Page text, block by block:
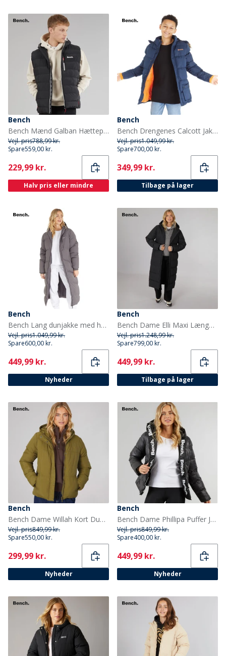
Bench
Bench Mænd Galban Hættepuffer Vest Sort
Vejl. pris788,99 kr.
Spare559,00 kr.
Current
229,99 kr.
Halv pris eller mindre
Bench
Bench Drengenes Calcott Jakke Blå
Vejl. pris1.049,99 kr.
Spare700,00 kr.
Current
349,99 kr.
Tilbage på lager
Bench
Bench Lang dunjakke med hætte til kvinder Eloraina Antracit
Vejl. pris1.049,99 kr.
Spare600,00 kr.
Current
449,99 kr.
Nyheder
Bench
Bench Dame Elli Maxi Længde Vandtæt Jakke Sort
Vejl. pris1.248,99 kr.
Spare799,00 kr.
Current
449,99 kr.
Tilbage på lager
Bench
Bench Dame Willah Kort Dunjakke Mørk Oliven
Vejl. pris849,99 kr.
Spare550,00 kr.
Current
299,99 kr.
Nyheder
Bench
Bench Dame Phillipa Puffer Jakke Sort
Vejl. pris849,99 kr.
Spare400,00 kr.
Current
449,99 kr.
Nyheder